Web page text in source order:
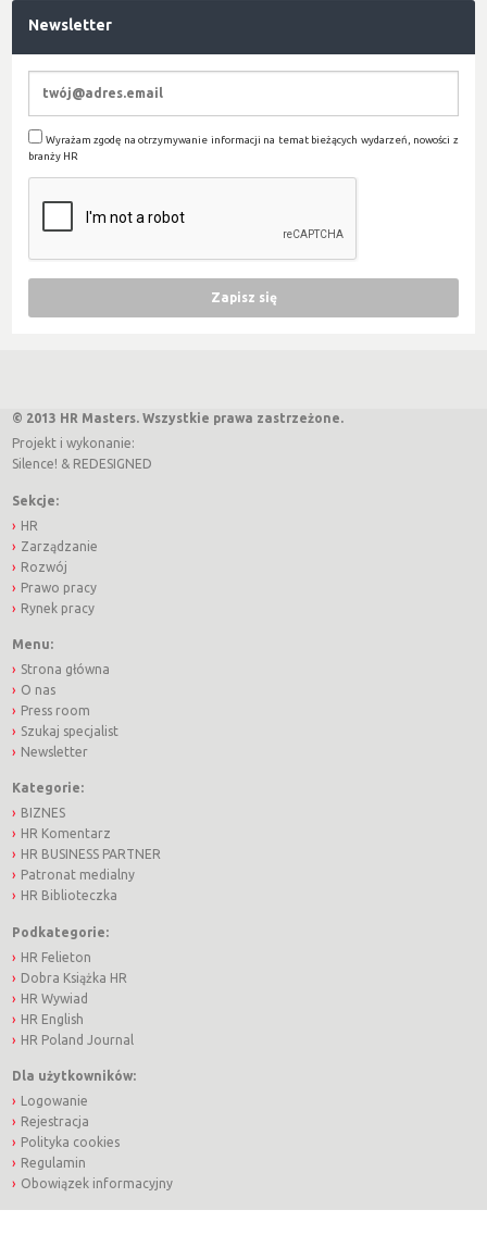
Newsletter
Wyrażam zgodę na otrzymywanie informacji na temat bieżących wydarzeń, nowości z
branży HR
© 2013 HR Masters. Wszystkie prawa zastrzeżone.
Projekt i wykonanie:
Silence! & REDESIGNED
Sekcje:
HR
Zarządzanie
Rozwój
Prawo pracy
Rynek pracy
Menu:
Strona główna
O nas
Press room
Szukaj specjalist
Newsletter
Kategorie:
BIZNES
HR Komentarz
HR BUSINESS PARTNER
Patronat medialny
HR Biblioteczka
Podkategorie:
HR Felieton
Dobra Książka HR
HR Wywiad
HR English
HR Poland Journal
Dla użytkowników:
Logowanie
Rejestracja
Polityka cookies
Regulamin
Obowiązek informacyjny